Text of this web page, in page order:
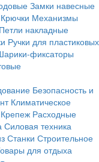
Замки навесные
Крючки Механизмы
Петли накладные
Ручки для пластиковых
фиксаторы
Безопасность и
Климатическое
Крепеж Расходные
Силовая техника
Станки Строительное
для отдыха